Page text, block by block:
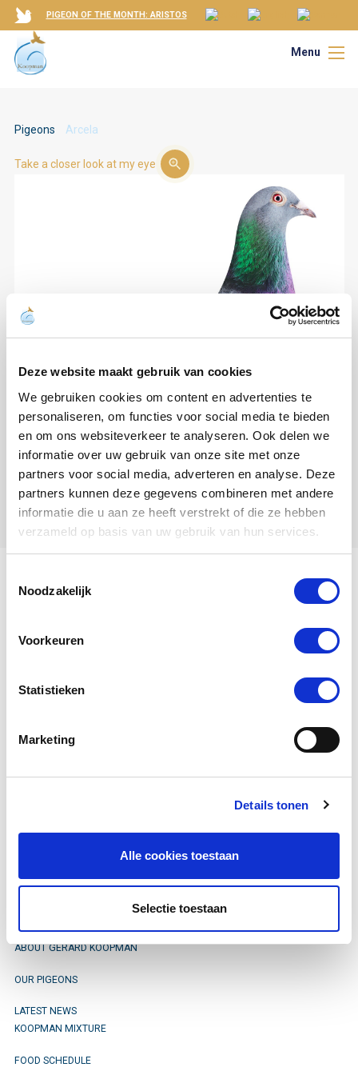
Deze website maakt gebruik van cookies
We gebruiken cookies om content en advertenties te
personaliseren, om functies voor social media te bieden
en om ons websiteverkeer te analyseren. Ook delen we
informatie over uw gebruik van onze site met onze
partners voor social media, adverteren en analyse. Deze
partners kunnen deze gegevens combineren met andere
informatie die u aan ze heeft verstrekt of die ze hebben
verzameld op basis van uw gebruik van hun services.
Noodzakelijk
Voorkeuren
Statistieken
Marketing
Details tonen
Alle cookies toestaan
Selectie toestaan
PIGEON OF THE MONTH: ARISTOS
Menu
Pigeons Arcela
Take a closer look at my eye
My name is Arcela.
You can find her on bandnumber
ABOUT GERARD KOOPMAN
OUR PIGEONS
LATEST NEWS
KOOPMAN MIXTURE
FOOD SCHEDULE